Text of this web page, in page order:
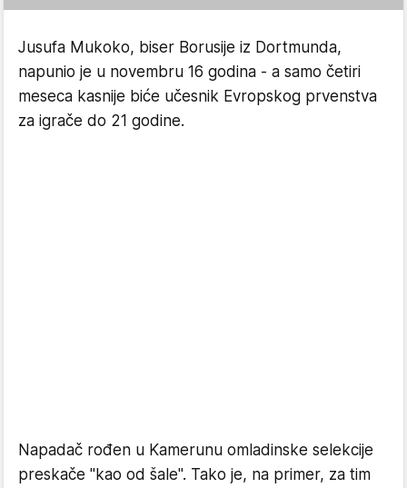
Jusufa Mukoko, biser Borusije iz Dortmunda,
napunio je u novembru 16 godina - a samo četiri
meseca kasnije biće učesnik Evropskog prvenstva
za igrače do 21 godine.
Napadač rođen u Kamerunu omladinske selekcije
preskače "kao od šale". Tako je, na primer, za tim